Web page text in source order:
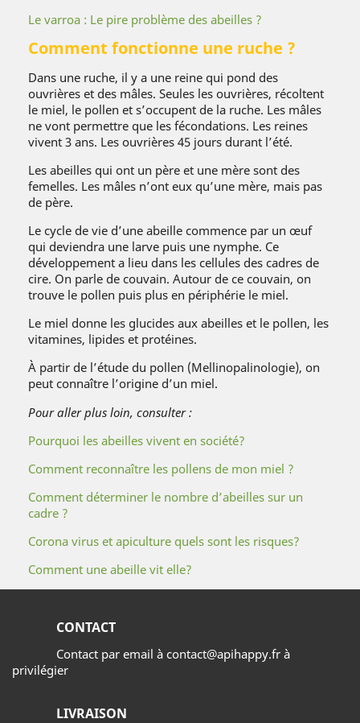
Le varroa : Le pire problème des abeilles ?
Comment fonctionne une ruche ?
Dans une ruche, il y a une reine qui pond des
ouvrières et des mâles. Seules les ouvrières, récoltent
le miel, le pollen et s’occupent de la ruche. Les mâles
ne vont permettre que les fécondations. Les reines
vivent 3 ans. Les ouvrières 45 jours durant l’été.
Les abeilles qui ont un père et une mère sont des
femelles. Les mâles n’ont eux qu’une mère, mais pas
de père.
Le cycle de vie d’une abeille commence par un œuf
qui deviendra une larve puis une nymphe. Ce
développement a lieu dans les cellules des cadres de
cire. On parle de couvain. Autour de ce couvain, on
trouve le pollen puis plus en périphérie le miel.
Le miel donne les glucides aux abeilles et le pollen, les
vitamines, lipides et protéines.
À partir de l’étude du pollen (Mellinopalinologie), on
peut connaître l’origine d’un miel.
Pour aller plus loin, consulter :
Pourquoi les abeilles vivent en société?
Comment reconnaître les pollens de mon miel ?
Comment déterminer le nombre d’abeilles sur un
cadre ?
Corona virus et apiculture quels sont les risques?
Comment une abeille vit elle?
CONTACT
Contact par email à contact@apihappy.fr à
privilégier
LIVRAISON